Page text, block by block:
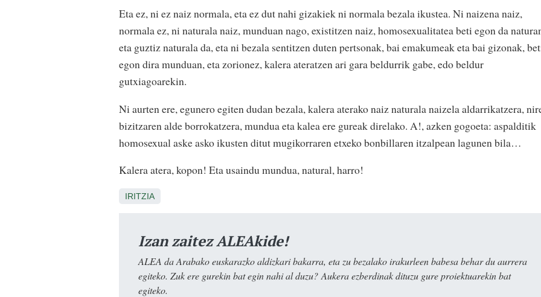
Eta ez, ni ez naiz normala, eta ez dut nahi gizakiek ni normala bezala ikustea. Ni naizena naiz,
normala ez, ni naturala naiz, munduan nago, existitzen naiz, homosexualitatea beti egon da
eta guztiz naturala da, eta ni bezala sentitzen duten pertsonak, bai emakumeak eta bai gizonak,
egon dira munduan, eta zorionez, kalera ateratzen ari gara beldurrik gabe, edo beldur
gutxiagoarekin.
Ni aurten ere, egunero egiten dudan bezala, kalera aterako naiz naturala naizela aldarrikatzera,
bizitzaren alde borrokatzera, mundua eta kalea ere gureak direlako. A!, azken gogoeta: aspalditik
homosexual aske asko ikusten ditut mugikorraren etxeko bonbillaren itzalpean lagunen bila…
Kalera atera, kopon! Eta usaindu mundua, natural, harro!
IRITZIA
Izan zaitez ALEAkide!
ALEA da Arabako euskarazko aldizkari bakarra, eta zu bezalako irakurleen babesa behar du aurrera
egiteko. Zuk ere gurekin bat egin nahi al duzu? Aukera ezberdinak dituzu gure proiektuarekin bat
egiteko.